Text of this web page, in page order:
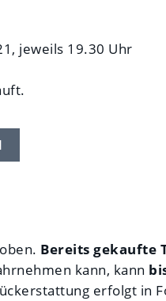
jeweils 19.30 Uhr
Bereits gekaufte
kann, kann
erfolgt in